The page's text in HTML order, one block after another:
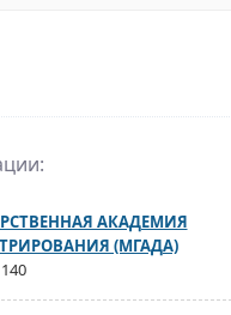
АКАДЕМИЯ
(МГАДА)